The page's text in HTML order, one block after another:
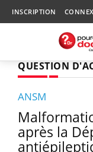
INSCRIPTION
QUESTION
ANSM
après la